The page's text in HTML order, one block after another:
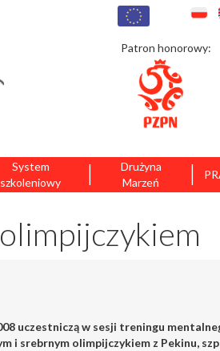
Patron honorowy:
System
szkoleniowy
Drużyna
Marzeń
| |
uczestniczą w sesji treningu
i srebrnym olimpijczykiem z Pekinu,